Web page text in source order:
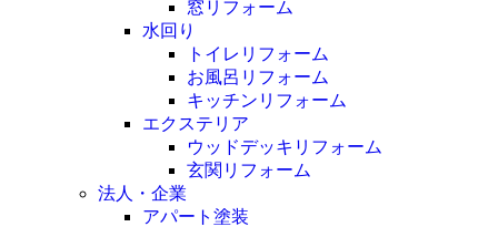
窓リフォーム
水回り
トイレリフォーム
お風呂リフォーム
キッチンリフォーム
エクステリア
ウッドデッキリフォーム
玄関リフォーム
法人・企業
アパート塗装